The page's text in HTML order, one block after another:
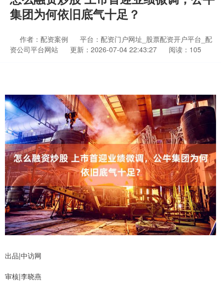
集团为何依旧底气十足？
作者：配资案例
平台：配资门户网址_股票配资开户平台_配
资公司平台网站
更新：2026-07-04 22:43:27 阅读：105
出品|中访网
审核|李晓燕